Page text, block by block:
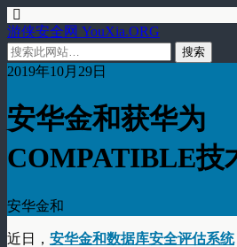
游侠安全网 YouXia.ORG
2019年10月29日
安华金和获华为
COMPATIBLE技
安华金和
近日， 安华金和数据库安全评估系统